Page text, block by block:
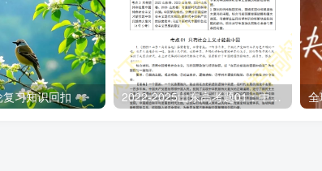
答范围、问题限定和作答角度。本题属于论述类主观
。
材知识。
习知识回扣 2022-2025山东高考题01：中国特色社会主义 全